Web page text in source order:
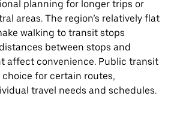
planning for longer trips or
areas. The region’s relatively flat
walking to transit stops
between stops and
affect convenience. Public transit
for certain routes,
travel needs and schedules.